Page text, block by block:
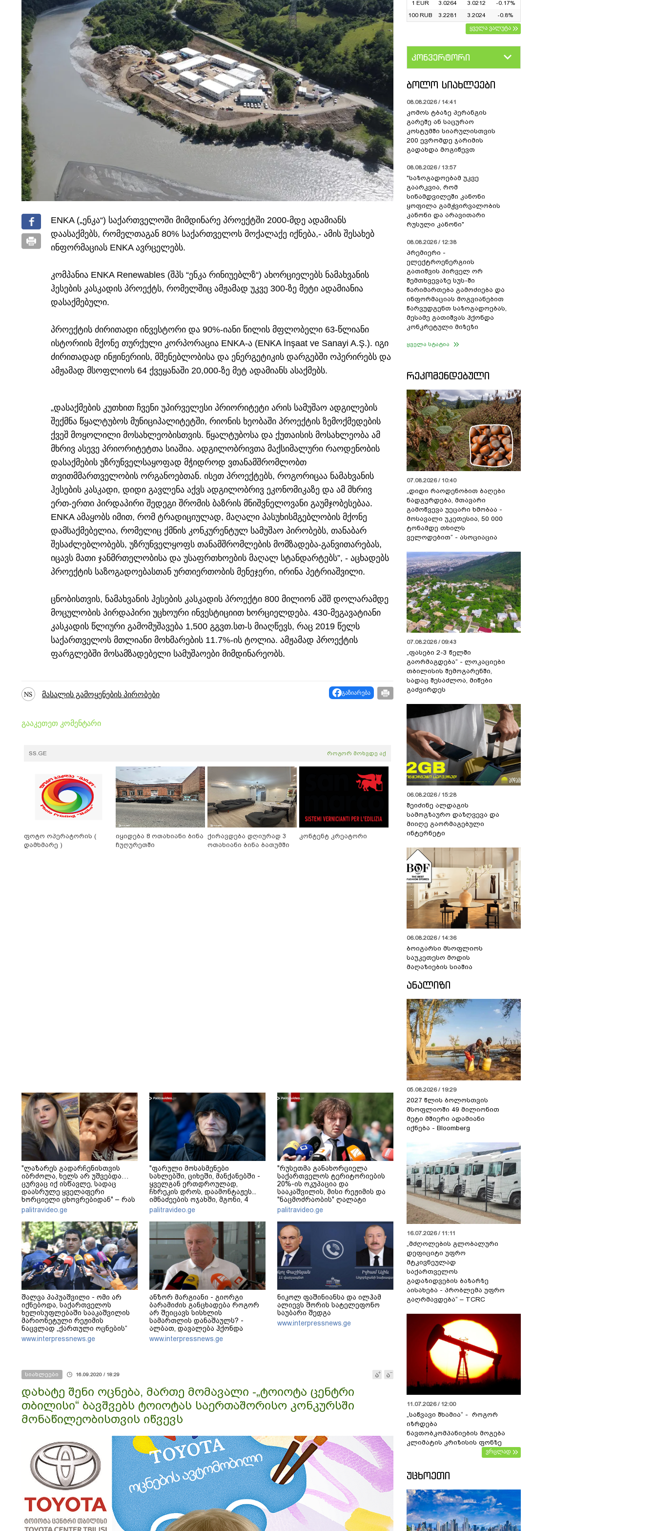
ENKA („ენკა“) საქართველოში მიმდინარე პროექტში 2000-მდე ადამიანს
დაასაქმებს, რომელთაგან 80% საქართველოს მოქალაქე იქნება,- ამის შესახებ
ინფორმაციას ENKA ავრცელებს.
კომპანია ENKA Renewables (შპს “ენკა რინიუებლზ“) ახორციელებს ნამახვანის
ჰესების კასკადის პროექტს, რომელშიც ამჟამად უკვე 300-ზე მეტი ადამიანია
დასაქმებული.
პროექტის ძირითადი ინვესტორი და 90%-იანი წილის მფლობელი 63-წლიანი
ისტორიის მქონე თურქული კორპორაცია ENKA-ა (ENKA İnşaat ve Sanayi A.Ş.). იგი
ძირითადად ინჟინერიის, მშენებლობისა და ენერგეტიკის დარგებში ოპერირებს და
ამჟამად მსოფლიოს 64 ქვეყანაში 20,000-ზე მეტ ადამიანს ასაქმებს.
„დასაქმების კუთხით ჩვენი უპირველესი პრიორიტეტი არის სამუშაო ადგილების
შექმნა წყალტუბოს მუნიციპალიტეტში, რიონის ხეობაში პროექტის ზემოქმედების
ქვეშ მოყოლილი მოსახლეობისთვის. წყალტუბოსა და ქუთაისის მოსახლეობა ამ
მხრივ ასევე პრიორიტეტთა სიაშია. ადგილობრივთა მაქსიმალური რაოდენობის
დასაქმების უზრუნველსაყოფად მჭიდროდ ვთანამშრომლობთ
თვითმმართველობის ორგანოებთან. ისეთ პროექტებს, როგორიცაა ნამახვანის
ჰესების კასკადი, დიდი გავლენა აქვს ადგილობრივ ეკონომიკაზე და ამ მხრივ
ერთ-ერთი პირდაპირი შედეგი შრომის ბაზრის მნიშვნელოვანი გაუმჯობესებაა.
ENKA ამაყობს იმით, რომ ტრადიციულად, მაღალი პასუხისმგებლობის მქონე
დამსაქმებელია, რომელიც ქმნის კონკურენტულ სამუშაო პირობებს, თანაბარ
შესაძლებლობებს, უზრუნველყოფს თანამშრომლების მომზადება-განვითარებას,
იცავს მათი ჯანმრთელობისა და უსაფრთხოების მაღალ სტანდარტებს”, - აცხადებს
პროექტის საზოგადოებასთან ურთიერთობის მენეჯერი, ირინა პეტრიაშვილი.
ცნობისთვის, ნამახვანის ჰესების კასკადის პროექტი 800 მილიონ აშშ დოლარამდე
მოცულობის პირდაპირი უცხოური ინვესტიციით ხორციელდება. 430-მეგავატიანი
კასკადის წლიური გამომუშავება 1,500 გგვთ.სთ-ს მიაღწევს, რაც 2019 წელს
საქართველოს მთლიანი მოხმარების 11.7%-ის ტოლია. ამჟამად პროექტის
ფარგლებში მოსამზადებელი სამუშაოები მიმდინარეობს.
მასალის გამოყენების პირობები გაზიარება
გააკეთეთ კომენტარი
SS.GE როგორ მოხვდე აქ
ფოტო ოპერატორის (
დამხმარე )
იყიდება 8 ოთახიანი ბინა
ჩუღურეთში
ქირავდება დღიურად 3
ოთახიანი ბინა ბათუმში
კონტენტ კრეატორი
"ლაზარეს გადარჩენისთვის
იბრძოლა, ხელს არ უშვებდა…
ცურვაც იქ ისწავლე, სადაც
დაასრულე ყველაფერი
ხორციელი ცხოვრებიდან" – რას
წერს ხობში დაღუპული დედა-
შვილის ახლობელი?
palitravideo.ge
"ფარული მოსასმენები
სახლებში, ციხეში, მანქანებში -
ყველგან ერთდროულად,
ჩხრეკის დროს, დაამონტაჟეს...
იმნაძეების ოჯახში, მგონი, 4
მოსასმენი იყო..." - ეკა კუპატაძე
palitravideo.ge
"რუსეთმა განახორციელა
საქართველოს ტერიტორიების
20%-ის ოკუპაცია და
სააკაშვილის, მისი რეჟიმის და
"ნაცმოძრაობის" ღალატი
ვერანაირად ვერ გადაფარავს
ამ დანაშაულს" - ირაკლი
კობახიძე
palitravideo.ge
შალვა პაპუაშვილი - ომი არ
იქნებოდა, საქართველოს
ხელისუფლებაში სააკაშვილის
მარიონეტული რეჟიმის
ნაცვლად „ქართული ოცნების“
მსგავსი პატრიოტული ძალა რომ
ყოფილიყო, თუ 2008 წლის ომი
www.interpressnews.ge
ანზორ მარგიანი - გიორგი
ბარამიძის განცხადება როგორ
არ შეიცავს სისხლის
სამართლის დანაშაულს? -
ალბათ, დავალება ჰქონდა
ვიღაცისგან, თორემ როგორ
შეიძლებოდა ამის თქმა?
www.interpressnews.ge
ნიკოლ ფაშინიანსა და ილჰამ
ალიევს შორის სატელეფონო
საუბარი შედგა
www.interpressnews.ge
სიახლეები 16.09.2020 / 18:29
დახატე შენი ოცნება, მართე მომავალი -„ტოიოტა ცენტრი
თბილისი“ ბავშვებს ტოიოტას საერთაშორისო კონკურსში
მონაწილეობისთვის იწვევს
1 EUR
3.0264 3.0212
-0.17%
100 RUB
3.2281 3.2024
-0.8%
ყველა ვალუტა
კონვერტორი
ᲑᲝᲚᲝ ᲡᲘᲐᲮᲚᲔᲔᲑᲘ
08.08.2026 / 14:41
კომოს ტბაზე პერანგის
გარეშე ან საცურაო
კოსტუმში სიარულისთვის
200 ევრომდე ჯარიმის
გადახდა მოგიწევთ
08.08.2026 / 13:57
"საზოგადოებამ უკვე
გაარკვია, რომ
სინამდვილეში კანონი
ყოფილა გამჭვირვალობის
კანონი და არავითარი
რუსული კანონი"
08.08.2026 / 12:38
პრემიერი -
ელექტროენერგიის
გათიშვის პირველ ორ
შემთხვევაზე სუს-ში
წარიმართება გამოძიება და
ინფორმაციას მოგვიანებით
წარვუდგენთ საზოგადოებას,
მესამე გათიშვას ჰქონდა
კონკრეტული მიზეზი
ყველა სტატია
ᲠᲔᲙᲝᲛᲔᲜᲓᲔᲑᲣᲚᲘ
07.08.2026 / 10:40
„დიდი რაოდენობით ბაღები
ნადგურდება, მთავარი
გამოწვევა უეცარი ხმობაა -
მოსავალი უკეთესია, 50 000
ტონამდე თხილს
ველოდებით“ - ასოციაცია
07.08.2026 / 09:43
„ფასები 2-3 წელში
გაორმაგდება“ - ლოკაციები
თბილისის შემოგარენში,
სადაც შესაძლოა, მიწები
გაძვირდეს
06.08.2026 / 15:28
შეიძინე ალდაგის
სამოგზაურო დაზღვევა და
მიიღე გაორმაგებული
ინტერნეტი
06.08.2026 / 14:36
ბოიგარსი მსოფლიოს
საუკეთესო მოდის
მაღაზიების სიაშია
ᲐᲜᲐᲚᲘᲖᲘ
05.08.2026 / 19:29
2027 წლის ბოლოსთვის
მსოფლიოში 49 მილიონით
მეტი მშიერი ადამიანი
იქნება - Bloomberg
16.07.2026 / 11:11
„მძღოლების გლობალური
დეფიციტი უფრო
მტკივნეულად
საქართველოს
გადაზიდვების ბაზარზე
აისახება - პრობლემა უფრო
გაღრმავდება“ – TCRC
11.07.2026 / 12:00
„საწვავი შხამია“ - როგორ
იზრდება
ნავთობკომპანიების მოგება
კლიმატის კრიზისის ფონზე
ვრცლად
ᲣᲪᲮᲝᲔᲗᲘ